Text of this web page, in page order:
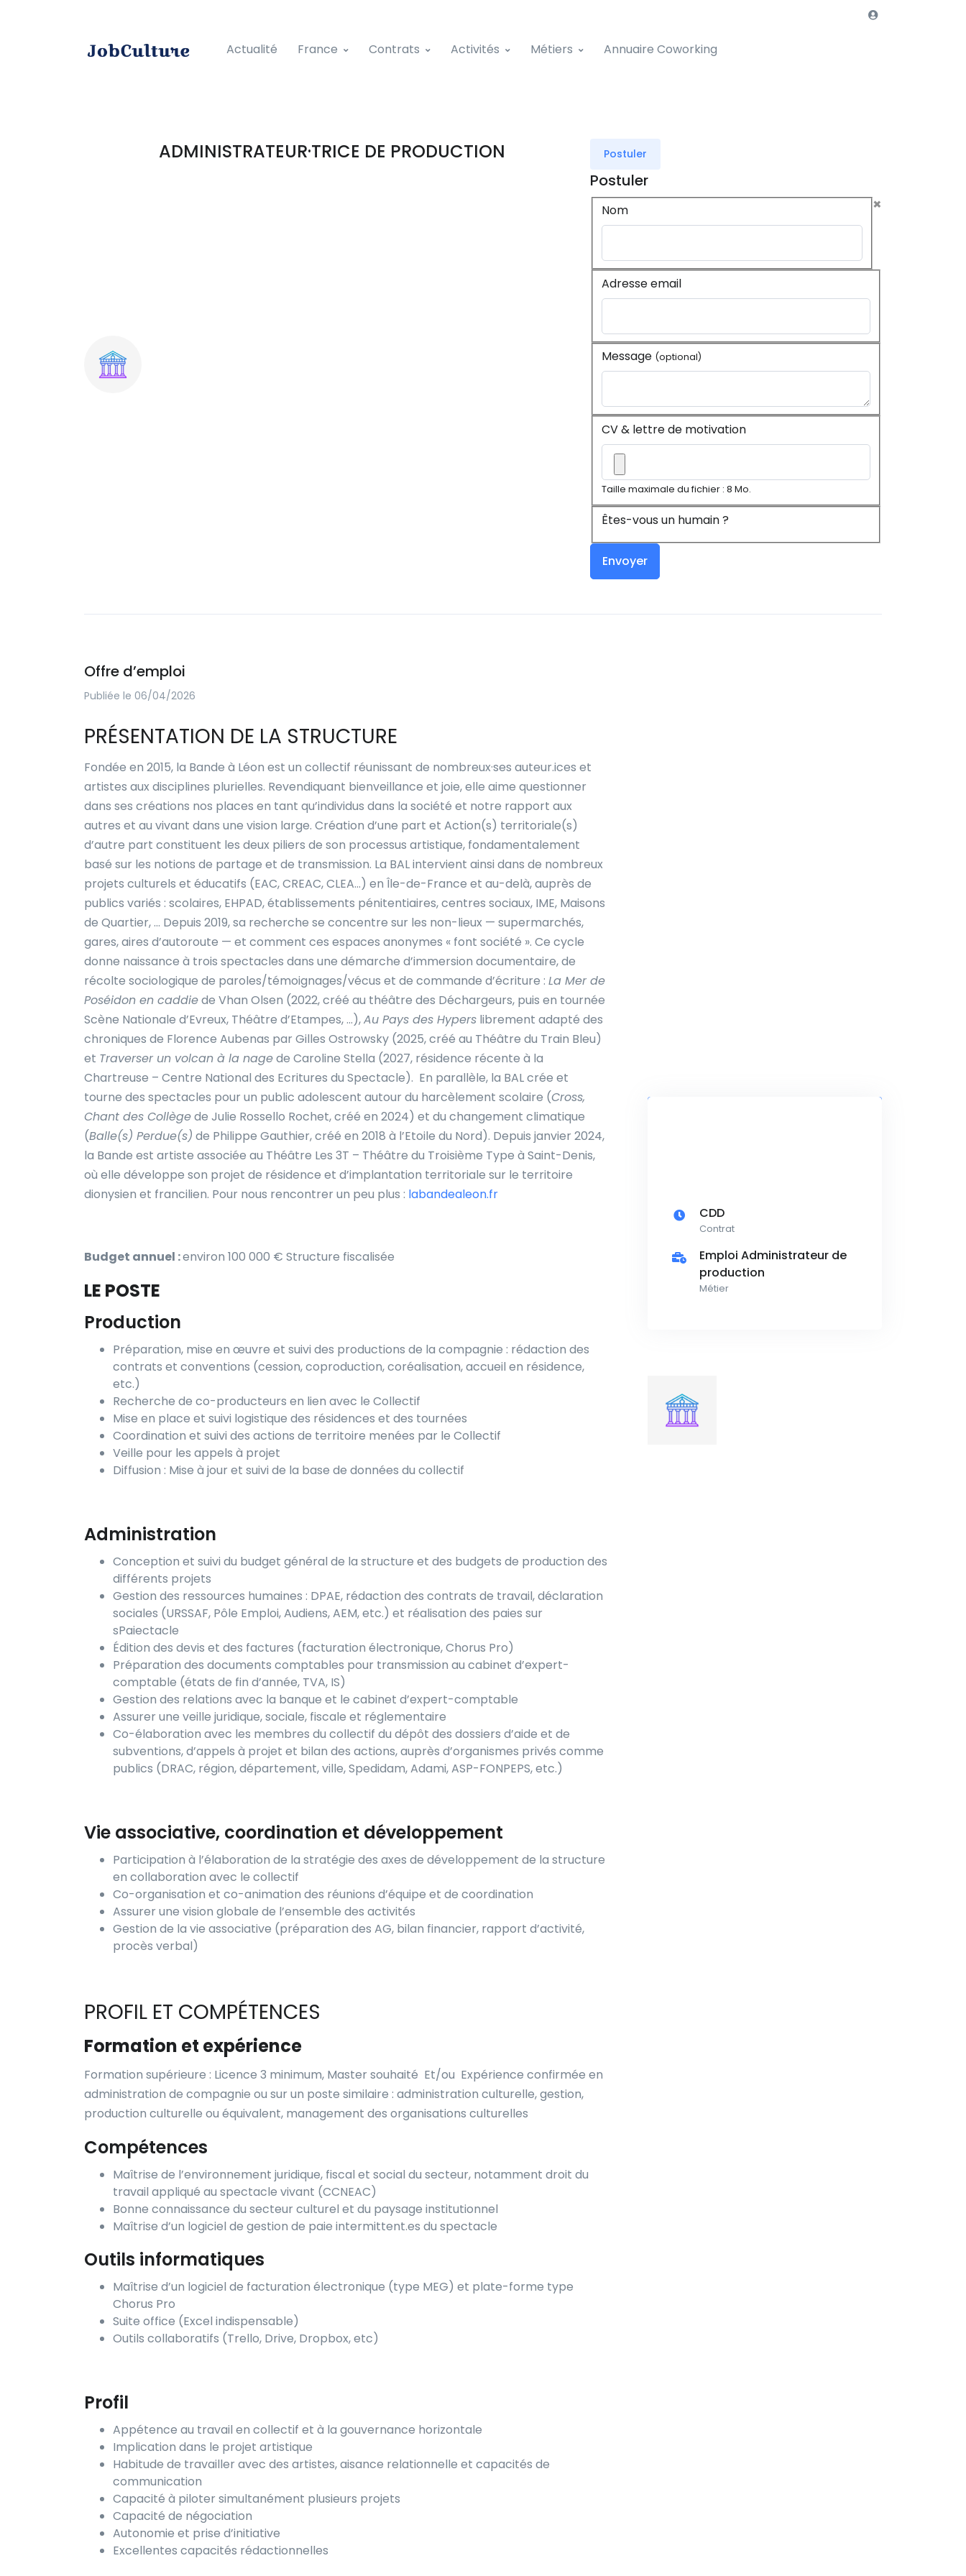
Actualité France Contrats Activités Métiers Annuaire Coworking
ADMINISTRATEUR·TRICE DE PRODUCTION Postuler
Postuler
×
Nom
Adresse email
Message (optional)
CV & lettre de motivation
Taille maximale du fichier : 8 Mo.
Êtes-vous un humain ?
Offre d’emploi
Publiée le 06/04/2026
PRÉSENTATION DE LA STRUCTURE
Fondée en 2015, la Bande à Léon est un collectif réunissant de nombreux·ses auteur.ices et
artistes aux disciplines plurielles. Revendiquant bienveillance et joie, elle aime questionner
dans ses créations nos places en tant qu’individus dans la société et notre rapport aux
autres et au vivant dans une vision large. Création d’une part et Action(s) territoriale(s)
d’autre part constituent les deux piliers de son processus artistique, fondamentalement
basé sur les notions de partage et de transmission. La BAL intervient ainsi dans de nombreux
projets culturels et éducatifs (EAC, CREAC, CLEA…) en Île-de-France et au-delà, auprès de
publics variés : scolaires, EHPAD, établissements pénitentiaires, centres sociaux, IME, Maisons
de Quartier, … Depuis 2019, sa recherche se concentre sur les non-lieux — supermarchés,
gares, aires d’autoroute — et comment ces espaces anonymes « font société ». Ce cycle
donne naissance à trois spectacles dans une démarche d’immersion documentaire, de
récolte sociologique de paroles/témoignages/vécus et de commande d’écriture : La Mer de
Poséidon en caddiede Vhan Olsen (2022, créé au théâtre des Déchargeurs, puis en tournée
Scène Nationale d’Evreux, Théâtre d’Etampes, …),Au Pays des Hypers librement adapté des
chroniques de Florence Aubenas par Gilles Ostrowsky (2025, créé au Théâtre du Train Bleu)
et Traverser un volcan à la nagede Caroline Stella (2027, résidence récente à la
Chartreuse – Centre National des Ecritures du Spectacle). En parallèle, la BAL crée et
tourne des spectacles pour un public adolescent autour du harcèlement scolaire (Cross,
Chant des Collègede Julie Rossello Rochet, créé en 2024) et du changement climatique
(Balle(s) Perdue(s) de Philippe Gauthier, créé en 2018 à l’Etoile du Nord). Depuis janvier 2024,
la Bande est artiste associée au Théâtre Les 3T – Théâtre du Troisième Type à Saint-Denis,
où elle développe son projet de résidence et d’implantation territoriale sur le territoire
dionysien et francilien. Pour nous rencontrer un peu plus : labandealeon.fr
Budget annuel :environ 100 000 € Structure fiscalisée
LE POSTE
Production
Préparation, mise en œuvre et suivi des productions de la compagnie : rédaction des
contrats et conventions (cession, coproduction, coréalisation, accueil en résidence,
etc.)
Recherche de co-producteurs en lien avec le Collectif
Mise en place et suivi logistique des résidences et des tournées
Coordination et suivi des actions de territoire menées par le Collectif
Veille pour les appels à projet
Diffusion : Mise à jour et suivi de la base de données du collectif
Administration
Conception et suivi du budget général de la structure et des budgets de production des
différents projets
Gestion des ressources humaines : DPAE, rédaction des contrats de travail, déclaration
sociales (URSSAF, Pôle Emploi, Audiens, AEM, etc.) et réalisation des paies sur
sPaiectacle
Édition des devis et des factures (facturation électronique, Chorus Pro)
Préparation des documents comptables pour transmission au cabinet d’expert-
comptable (états de fin d’année, TVA, IS)
Gestion des relations avec la banque et le cabinet d’expert-comptable
Assurer une veille juridique, sociale, fiscale et réglementaire
Co-élaboration avec les membres du collectif du dépôt des dossiers d’aide et de
subventions, d’appels à projet et bilan des actions, auprès d’organismes privés comme
publics (DRAC, région, département, ville, Spedidam, Adami, ASP-FONPEPS, etc.)
Vie associative, coordination et développement
Participation à l’élaboration de la stratégie des axes de développement de la structure
en collaboration avec le collectif
Co-organisation et co-animation des réunions d’équipe et de coordination
Assurer une vision globale de l’ensemble des activités
Gestion de la vie associative (préparation des AG, bilan financier, rapport d’activité,
procès verbal)
PROFIL ET COMPÉTENCES
Formation et expérience
Formation supérieure : Licence 3 minimum, Master souhaité Et/ou Expérience confirmée en
administration de compagnie ou sur un poste similaire : administration culturelle, gestion,
production culturelle ou équivalent, management des organisations culturelles
Compétences
Maîtrise de l’environnement juridique, fiscal et social du secteur, notamment droit du
travail appliqué au spectacle vivant (CCNEAC)
Bonne connaissance du secteur culturel et du paysage institutionnel
Maîtrise d’un logiciel de gestion de paie intermittent.es du spectacle
Outils informatiques
Maîtrise d’un logiciel de facturation électronique (type MEG) et plate-forme type
Chorus Pro
Suite office (Excel indispensable)
Outils collaboratifs (Trello, Drive, Dropbox, etc)
Profil
Appétence au travail en collectif et à la gouvernance horizontale
Implication dans le projet artistique
Habitude de travailler avec des artistes, aisance relationnelle et capacités de
communication
Capacité à piloter simultanément plusieurs projets
Capacité de négociation
Autonomie et prise d’initiative
Excellentes capacités rédactionnelles
CDD
Contrat
Emploi Administrateur de
production
Métier